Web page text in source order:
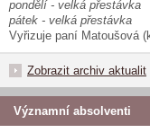
pondělí - velká přestávka
pátek - velká přestávka
Vyřizuje paní Matoušová
Zobrazit archiv aktualit
Významní absolventi